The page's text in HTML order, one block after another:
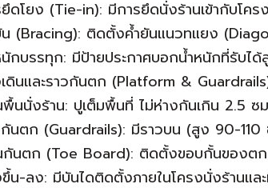
ดโยง (Tie-in): มีการยึดนั่งร้านเข้ากับโคร
(Bracing): ติดตั้งค้ำยันแนวทแยง
กบรรทุก: มีป้ายประกาศบอกน้ำหนักที่รับ
ดินและราวกันตก (Platform &
นนั่งร้าน: ปูเต็มพื้นที่ ไม่ห่างกันเกิน 2.5 ซ
นตก (Guardrails): มีราวบน (สูง 90-110
นตก (Toe Board): ติดตั้งขอบกั้นของต
น-ลง: มีบันไดติดตั้งภายในโครงนั่งร้านแ